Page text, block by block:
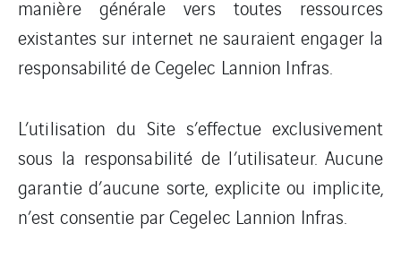
manière générale vers toutes ressources
existantes sur internet ne sauraient engager la
responsabilité de Cegelec Lannion Infras.
L’utilisation du Site s’effectue exclusivement
sous la responsabilité de l’utilisateur. Aucune
garantie d’aucune sorte, explicite ou implicite,
n’est consentie par Cegelec Lannion Infras.